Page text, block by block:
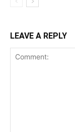
LEAVE A REPLY